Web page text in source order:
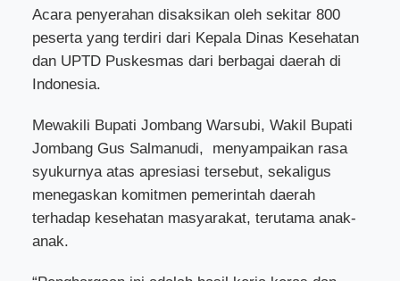
Acara penyerahan disaksikan oleh sekitar 800
peserta yang terdiri dari Kepala Dinas Kesehatan
dan UPTD Puskesmas dari berbagai daerah di
Indonesia.
Mewakili Bupati Jombang Warsubi, Wakil Bupati
Jombang Gus Salmanudi,
menyampaikan rasa
syukurnya atas apresiasi tersebut, sekaligus
menegaskan komitmen pemerintah daerah
terhadap kesehatan masyarakat, terutama anak-
anak.